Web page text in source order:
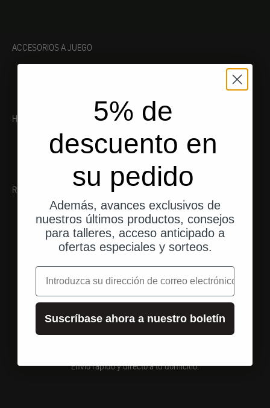
ACCESORIOS A JUEGO
HERRAMIENTA ADECUADA
RECOMENDACIONES
Envío rápido y directo a tu domicilio.
5% de
descuento en
su pedido
Además, avances exclusivos de
nuestros últimos productos, consejos
para talleres, acceso anticipado a
ofertas especiales y sorteos.
correo electrónico
Suscríbase ahora a nuestro boletín